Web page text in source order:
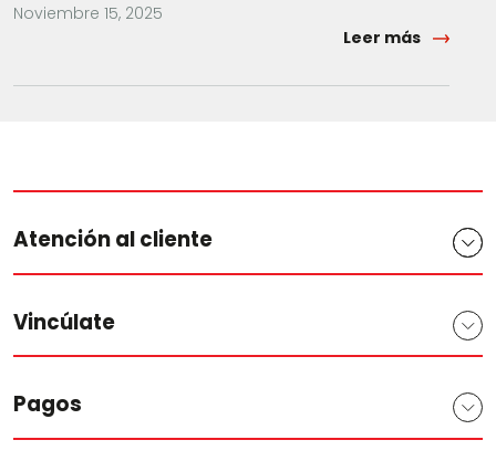
Noviembre 15, 2025
Leer más
Atención al cliente
Vincúlate
Pagos